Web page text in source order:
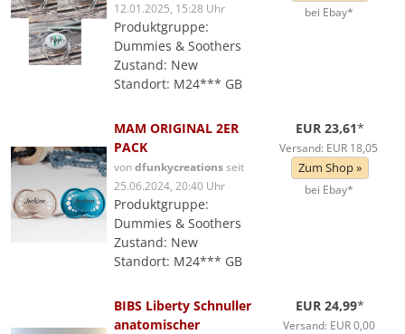
12.01.2025, 15:28 Uhr
Produktgruppe:
Dummies & Soothers
Zustand: New
Standort: M24*** GB
bei Ebay*
MAM ORIGINAL 2ER
PACK
vondfunkycreationsseit
25.06.2024, 20:40 Uhr
Produktgruppe:
Dummies & Soothers
Zustand: New
Standort: M24*** GB
EUR 23,61*
Versand: EUR 18,05
Zum Shop »
bei Ebay*
BIBS Liberty Schnuller
anatomischer
EUR 24,99*
Versand: EUR 0,00